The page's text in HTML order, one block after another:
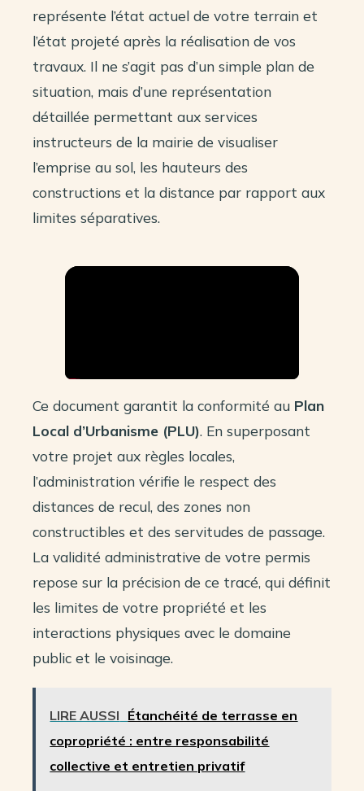
représente l’état actuel de votre terrain et
l’état projeté après la réalisation de vos
travaux. Il ne s’agit pas d’un simple plan de
situation, mais d’une représentation
détaillée permettant aux services
instructeurs de la mairie de visualiser
l’emprise au sol, les hauteurs des
constructions et la distance par rapport aux
limites séparatives.
Ce document garantit la conformité au Plan
Local d’Urbanisme (PLU). En superposant
votre projet aux règles locales,
l’administration vérifie le respect des
distances de recul, des zones non
constructibles et des servitudes de passage.
La validité administrative de votre permis
repose sur la précision de ce tracé, qui définit
les limites de votre propriété et les
interactions physiques avec le domaine
public et le voisinage.
LIRE AUSSI Étanchéité de terrasse en
copropriété : entre responsabilité
collective et entretien privatif